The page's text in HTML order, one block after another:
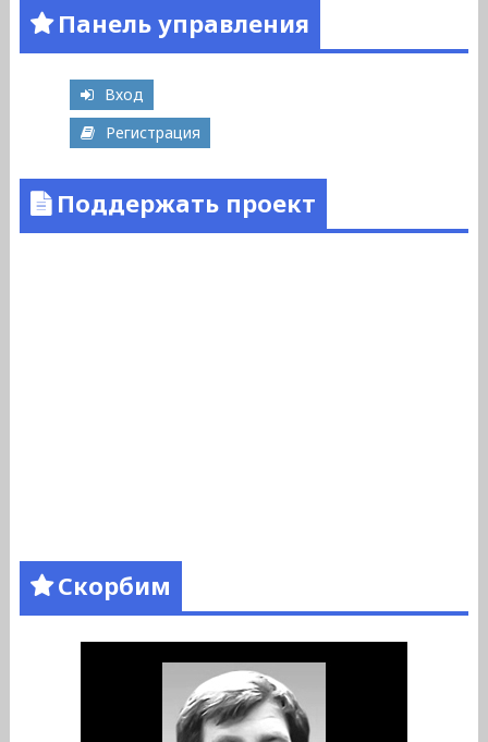
Панель управления
Вход
Регистрация
Поддержать проект
Скорбим